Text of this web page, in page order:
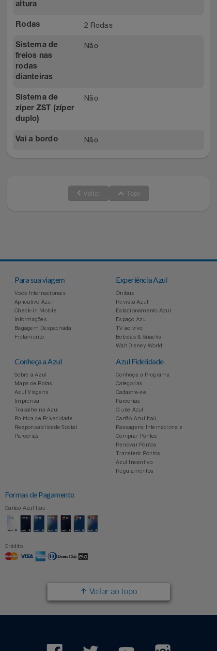
altura
Rodas 2 Rodas
Sistema de
freios nas
rodas
dianteiras
Não
Sistema de
zíper ZST (zíper
duplo)
Não
Vai a bordo Não
Voltar Topo
Para sua viagem
Voos Internacionais
Aplicativo Azul
Check-in Mobile
Informações
Bagagem Despachada
Fretamento
Experiência Azul
Ônibus
Revista Azul
Estacionamento Azul
Espaço Azul
TV ao vivo
Bebidas & Snacks
Walt Disney World
Conheça a Azul
Sobre a Azul
Mapa de Rotas
Azul Viagens
Imprensa
Trabalhe na Azul
Política de Privacidade
Responsabilidade Social
Parcerias
Azul Fidelidade
Conheça o Programa
Categorias
Cadastre-se
Parcerias
Clube Azul
Cartão Azul Itaú
Passagens Internacionais
Comprar Pontos
Renovar Pontos
Transferir Pontos
Azul Incentivo
Regulamentos
Formas de Pagamento
Cartão Azul Itaú
Crédito
Voltar ao topo